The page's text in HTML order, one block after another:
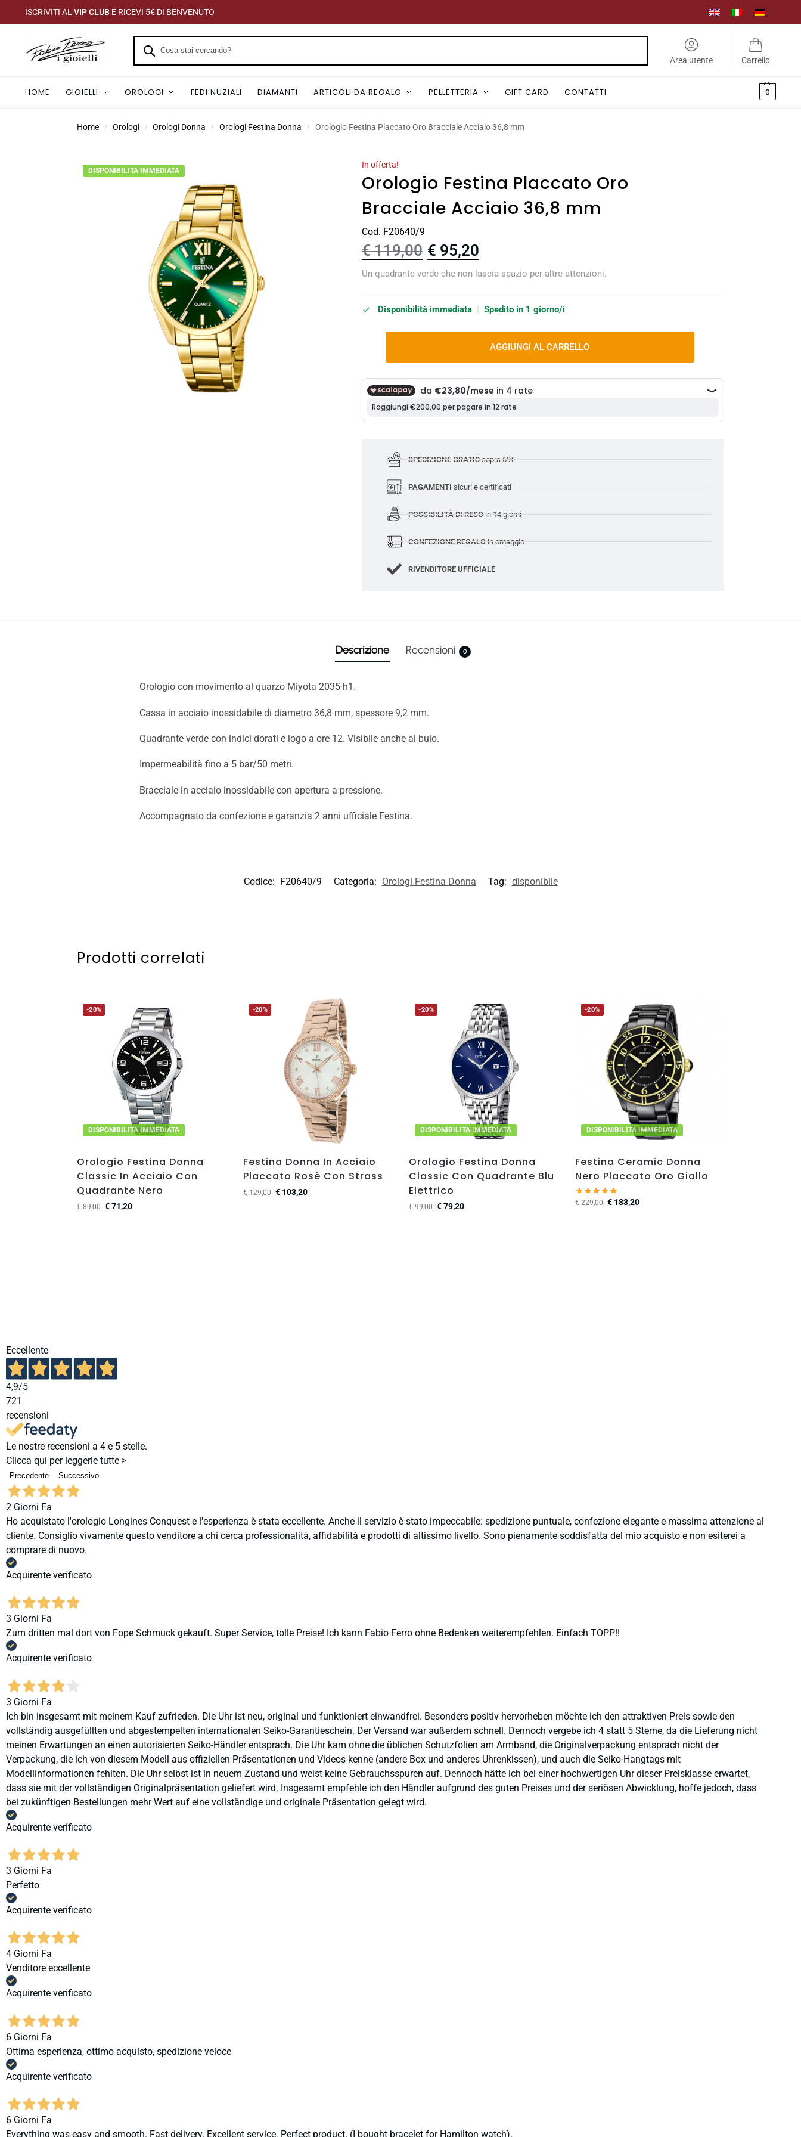
ISCRIVITI AL VIP CLUBE RICEVI 5€DI BENVENUTO
Area utente Carrello
HOME GIOIELLI OROLOGI FEDI NUZIALI DIAMANTI ARTICOLI DA REGALO PELLETTERIA GIFT CARD CONTATTI 0
Home / Orologi / Orologi Donna / Orologi Festina Donna / Orologio Festina Placcato Oro Bracciale Acciaio 36,8 mm
DISPONIBILITA IMMEDIATA
In offerta!
Orologio Festina Placcato Oro
Bracciale Acciaio 36,8 mm
Cod. F20640/9
€119,00 € 95,20
Un quadrante verde che non lascia spazio per altre attenzioni.
Disponibilità immediata Spedito in 1 giorno/i
AGGIUNGI AL CARRELLO
SPEDIZIONE GRATIS sopra 69€
PAGAMENTI sicuri e certificati
POSSIBILITÀ DI RESO in 14 giorni
CONFEZIONE REGALO in omaggio
RIVENDITORE UFFICIALE
Descrizione Recensioni 0
Orologio con movimento al quarzo Miyota 2035-h1.
Cassa in acciaio inossidabile di diametro 36,8 mm, spessore 9,2 mm.
Quadrante verde con indici dorati e logo a ore 12. Visibile anche al buio.
Impermeabilità fino a 5 bar/50 metri.
Bracciale in acciaio inossidabile con apertura a pressione.
Accompagnato da confezione e garanzia 2 anni ufficiale Festina.
Codice: F20640/9 Categoria: Orologi Festina Donna Tag: disponibile
Prodotti correlati
-20%
DISPONIBILITA IMMEDIATA
Orologio Festina Donna
Classic In Acciaio Con
Quadrante Nero
€89,00 €71,20
-20%
Festina Donna In Acciaio
Placcato Rosè Con Strass
€129,00 €103,20
-20%
DISPONIBILITA IMMEDIATA
Orologio Festina Donna
Classic Con Quadrante Blu
Elettrico
€99,00 €79,20
-20%
DISPONIBILITA IMMEDIATA
Festina Ceramic Donna
Nero Placcato Oro Giallo
€229,00 € 183,20
Eccellente
4,9/5
721
recensioni
Le nostre recensioni a 4 e 5 stelle.
Clicca qui per leggerle tutte >
Precedente Successivo
2 Giorni Fa
Ho acquistato l'orologio Longines Conquest e l'esperienza è stata eccellente. Anche il servizio è stato impeccabile: spedizione puntuale, confezione elegante e massima attenzione al
cliente. Consiglio vivamente questo venditore a chi cerca professionalità, affidabilità e prodotti di altissimo livello. Sono pienamente soddisfatta del mio acquisto e non esiterei a
comprare di nuovo.
Acquirente verificato
3 Giorni Fa
Zum dritten mal dort von Fope Schmuck gekauft. Super Service, tolle Preise! Ich kann Fabio Ferro ohne Bedenken weiterempfehlen. Einfach TOPP!!
Acquirente verificato
3 Giorni Fa
Ich bin insgesamt mit meinem Kauf zufrieden. Die Uhr ist neu, original und funktioniert einwandfrei. Besonders positiv hervorheben möchte ich den attraktiven Preis sowie den
vollständig ausgefüllten und abgestempelten internationalen Seiko-Garantieschein. Der Versand war außerdem schnell. Dennoch vergebe ich 4 statt 5 Sterne, da die Lieferung nicht
meinen Erwartungen an einen autorisierten Seiko-Händler entsprach. Die Uhr kam ohne die üblichen Schutzfolien am Armband, die Originalverpackung entsprach nicht der
Verpackung, die ich von diesem Modell aus offiziellen Präsentationen und Videos kenne (andere Box und anderes Uhrenkissen), und auch die Seiko-Hangtags mit
Modellinformationen fehlten. Die Uhr selbst ist in neuem Zustand und weist keine Gebrauchsspuren auf. Dennoch hätte ich bei einer hochwertigen Uhr dieser Preisklasse erwartet,
dass sie mit der vollständigen Originalpräsentation geliefert wird. Insgesamt empfehle ich den Händler aufgrund des guten Preises und der seriösen Abwicklung, hoffe jedoch, dass
bei zukünftigen Bestellungen mehr Wert auf eine vollständige und originale Präsentation gelegt wird.
Acquirente verificato
3 Giorni Fa
Perfetto
Acquirente verificato
4 Giorni Fa
Venditore eccellente
Acquirente verificato
6 Giorni Fa
Ottima esperienza, ottimo acquisto, spedizione veloce
Acquirente verificato
6 Giorni Fa
Everything was easy and smooth. Fast delivery. Excellent service. Perfect product. (I bought bracelet for Hamilton watch).